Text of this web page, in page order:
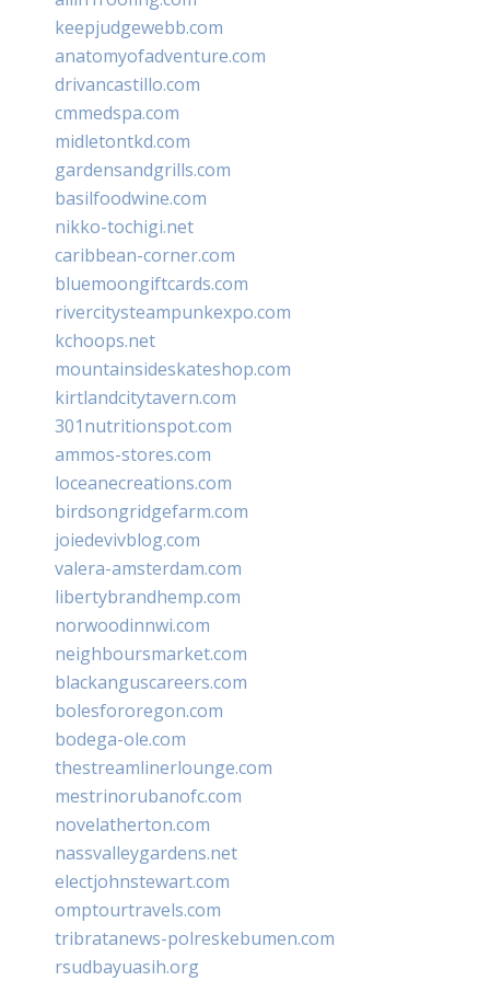
keepjudgewebb.com
anatomyofadventure.com
drivancastillo.com
cmmedspa.com
midletontkd.com
gardensandgrills.com
basilfoodwine.com
nikko-tochigi.net
caribbean-corner.com
bluemoongiftcards.com
rivercitysteampunkexpo.com
kchoops.net
mountainsideskateshop.com
kirtlandcitytavern.com
301nutritionspot.com
ammos-stores.com
loceanecreations.com
birdsongridgefarm.com
joiedevivblog.com
valera-amsterdam.com
libertybrandhemp.com
norwoodinnwi.com
neighboursmarket.com
blackanguscareers.com
bolesfororegon.com
bodega-ole.com
thestreamlinerlounge.com
mestrinorubanofc.com
novelatherton.com
nassvalleygardens.net
electjohnstewart.com
omptourtravels.com
tribratanews-polreskebumen.com
rsudbayuasih.org